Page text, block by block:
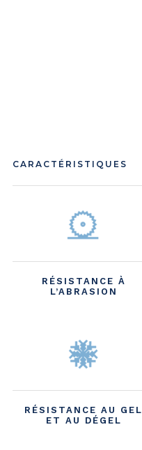
CARACTÉRISTIQUES
RÉSISTANCE À
L’ABRASION
RÉSISTANCE AU GEL
ET AU DÉGEL